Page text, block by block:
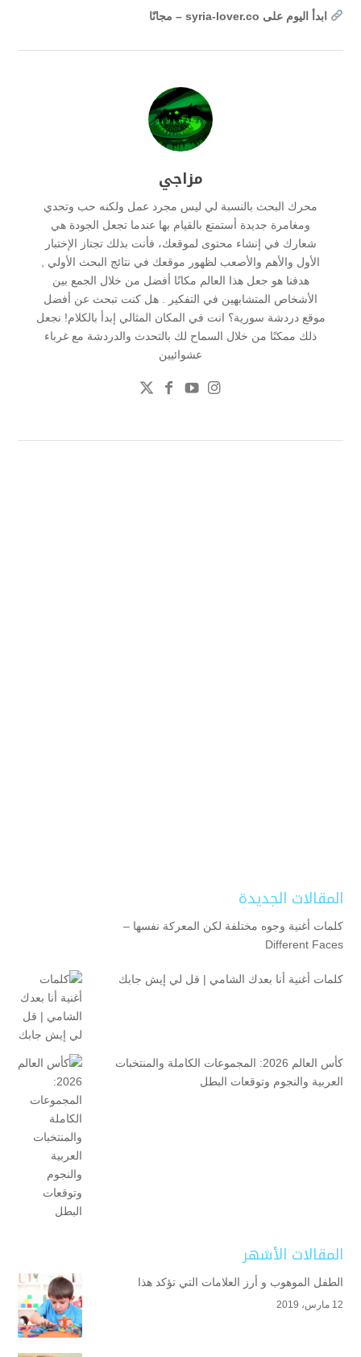
ابدأ اليوم على syria-lover.co – مجانًا
مزاجي
محرك البحث بالنسبة لي ليس مجرد عمل ولكنه حب وتحدي
ومغامرة جديدة أستمتع بالقيام بها عندما تجعل الجودة هي
شعارك في إنشاء محتوى لموقعك، فأنت بذلك تجتاز الإختبار
الأول والأهم والأصعب لظهور موقعك في نتائج البحث الأولي ,
هدفنا هو جعل هذا العالم مكانًا أفضل من خلال الجمع بين
الأشخاص المتشابهين في التفكير . هل كنت تبحث عن أفضل
موقع دردشة سورية؟ انت في المكان المثالي إبدأ بالكلام! نجعل
ذلك ممكنًا من خلال السماح لك بالتحدث والدردشة مع غرباء
عشوائيين
المقالات الجديدة
كلمات أغنية وجوه مختلفة لكن المعركة نفسها –
Different Faces
كلمات أغنية أنا بعدك الشامي | قل لي إيش جابك
كأس العالم 2026: المجموعات الكاملة والمنتخبات
العربية والنجوم وتوقعات البطل
المقالات الأشهر
الطفل الموهوب و أرز العلامات التي تؤكد هذا
12 مارس، 2019